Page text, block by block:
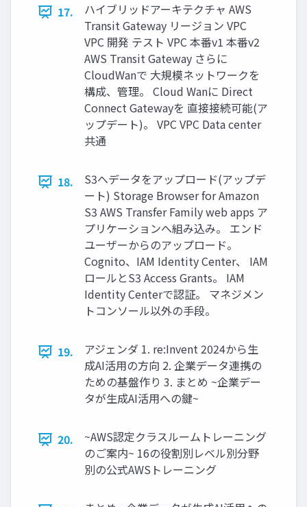
17.
ハイブリッドアーキテクチャ AWS
Transit Gateway リージョン VPC
VPC 開発 テスト VPC 本番v1 本番v2
AWS Transit Gateway さらに
CloudWanで 大規模ネットワークを
構成、管理。 Cloud Wanに Direct
Connect Gatewayを 直接接続可能(ア
ップデート)。 VPC VPC Data center
共通
18.
S3へデータをアップロード(アップデ
ート) Storage Browser for Amazon
S3 AWS Transfer Family web apps ア
プリケーションへ組み込み。 エンド
ユーザーからのアップロード。
Cognito、IAM Identity Center、 IAM
ロールとS3 Access Grants。 IAM
Identity Centerで認証。 マネジメン
トコンソール以外の手段。
19.
アジェンダ 1. re:Invent 2024から生
成AI活用の方向 2. 企業データ連携の
ための基盤作り 3. まとめ ~企業デー
タが生成AI活用への鍵~
20.
~AWS認定クラスルームトレーニング
のご案内~ 16の役割別レベル別分野
別の公式AWSトレーニング